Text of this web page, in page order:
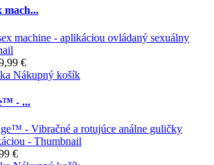
mach...
€
Nákupný košík
- ...
€